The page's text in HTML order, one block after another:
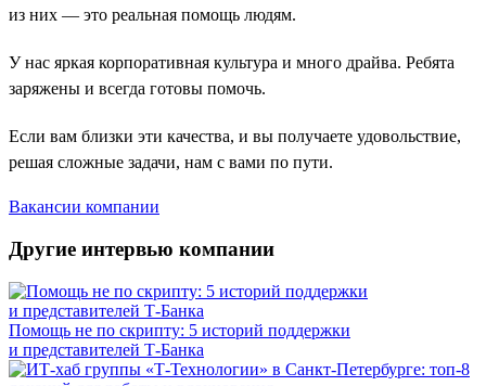
из них — это реальная помощь людям.
У нас яркая корпоративная культура и много драйва. Ребята
заряжены и всегда готовы помочь.
Если вам близки эти качества, и вы получаете удовольствие,
решая сложные задачи, нам с вами по пути.
Вакансии компании
Другие интервью компании
Помощь не по скрипту: 5 историй поддержки
и представителей Т-Банка